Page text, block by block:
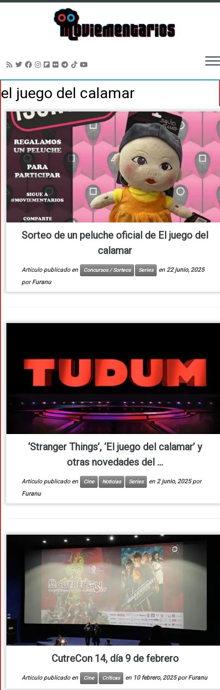
Saltar
alel juego del calamar
Sorteo de un peluche oficial de El juego del
calamar
Artículo publicado en Concursos / Sorteos Series en 22 junio, 2025
porFuranu
‘Stranger Things’, ‘El juego del calamar’ y
otras novedades del ...
Artículo publicado en Cine Noticias Series en 2 junio, 2025 por
Furanu
CutreCon 14, día 9 de febrero
Artículo publicado en Cine Críticas en 10 febrero, 2025 porFuranu